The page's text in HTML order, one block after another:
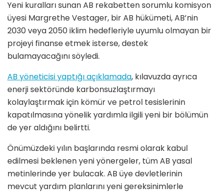
Yeni kuralları sunan AB rekabetten sorumlu komisyon
üyesi Margrethe Vestager, bir AB hükümeti, AB’nin
2030 veya 2050 iklim hedefleriyle uyumlu olmayan bir
projeyi finanse etmek isterse, destek
bulamayacağını söyledi.
AB yöneticisi yaptığı açıklamada, kılavuzda ayrıca
enerji sektöründe karbonsuzlaştırmayı
kolaylaştırmak için kömür ve petrol tesislerinin
kapatılmasına yönelik yardımla ilgili yeni bir bölümün
de yer aldığını belirtti.
Önümüzdeki yılın başlarında resmi olarak kabul
edilmesi beklenen yeni yönergeler, tüm AB yasal
metinlerinde yer bulacak. AB üye devletlerinin
mevcut yardım planlarını yeni gereksinimlerle